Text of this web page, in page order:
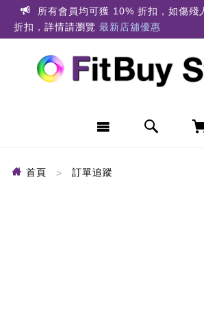
所有會員均可獲 10% 折扣，如傷殘
折扣，詳情請瀏覽 最新店舖優惠
首頁 訂單追蹤